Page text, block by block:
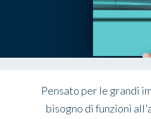
Pensato per le grandi
bisogno di funzioni